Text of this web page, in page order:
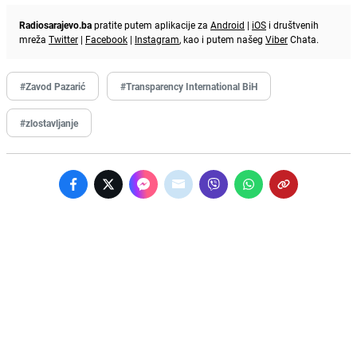
Radiosarajevo.bapratite putem aplikacije za Android | iOS i društvenih
mreža Twitter | Facebook | Instagram, kao i putem našeg ViberChata.
#Zavod Pazarić #Transparency International BiH
#zlostavljanje